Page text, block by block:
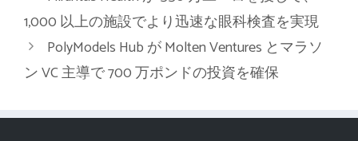
リ
ー
1,000 以上の施設でより迅速な眼科検査を実現
PolyModels Hub が Molten Ventures とマラソ
ン VC 主導で 700 万ポンドの投資を確保